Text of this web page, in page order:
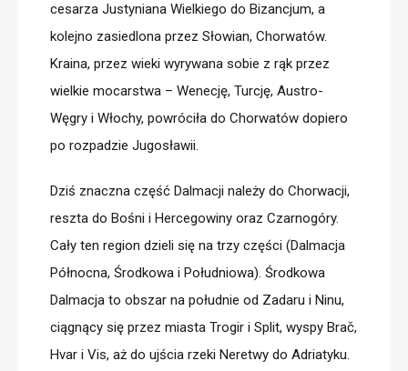
cesarza Justyniana Wielkiego do Bizancjum, a
kolejno zasiedlona przez Słowian, Chorwatów.
Kraina, przez wieki wyrywana sobie z rąk przez
wielkie mocarstwa – Wenecję, Turcję, Austro-
Węgry i Włochy, powróciła do Chorwatów dopiero
po rozpadzie Jugosławii.
Dziś znaczna część Dalmacji należy do Chorwacji,
reszta do Bośni i Hercegowiny oraz Czarnogóry.
Cały ten region dzieli się na trzy części (Dalmacja
Północna, Środkowa i Południowa). Środkowa
Dalmacja to obszar na południe od Zadaru i Ninu,
ciągnący się przez miasta Trogir i Split, wyspy Brač,
Hvar i Vis, aż do ujścia rzeki Neretwy do Adriatyku.